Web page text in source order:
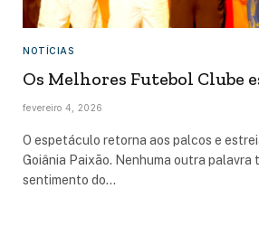
NOTÍCIAS
Os Melhores Futebol Clube
fevereiro 4, 2026
O espetáculo retorna aos palcos e
Goiânia Paixão. Nenhuma outra palavra
sentimento do…